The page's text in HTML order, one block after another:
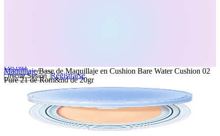
Ofertas
Iniciar Sesion Registrarse
Maquillaje/Base de Maquillaje en Cushion Bare Water Cushion 02
Pure 21 de Rom&nd de 20gr